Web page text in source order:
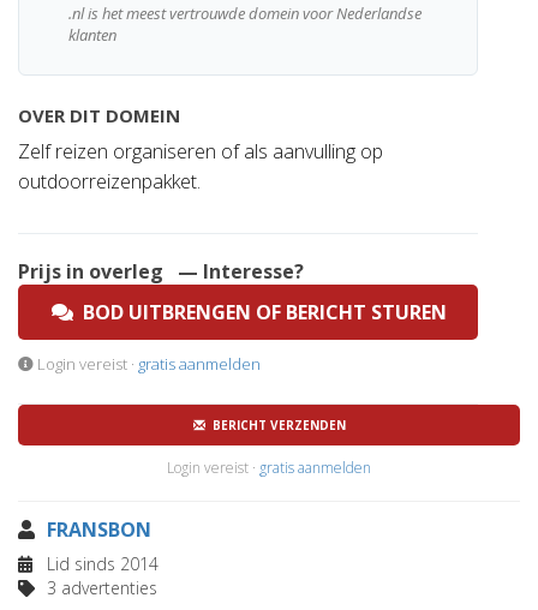
.nl is het meest vertrouwde domein voor Nederlandse
klanten
OVER DIT DOMEIN
Zelf reizen organiseren of als aanvulling op
outdoorreizenpakket.
Prijs in overleg
— Interesse?
BOD UITBRENGEN OF BERICHT STUREN
Login vereist · gratis aanmelden
BERICHT VERZENDEN
Login vereist · gratis aanmelden
FRANSBON
Lid sinds 2014
3 advertenties